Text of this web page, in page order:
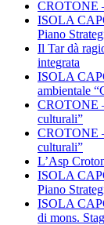
CROTONE
ISOLA
Piano
Il Tar dà
integrata
ISOLA
ambientale
CROTONE
culturali”
CROTONE
culturali”
L’Asp
ISOLA
Piano
ISOLA
di mons.